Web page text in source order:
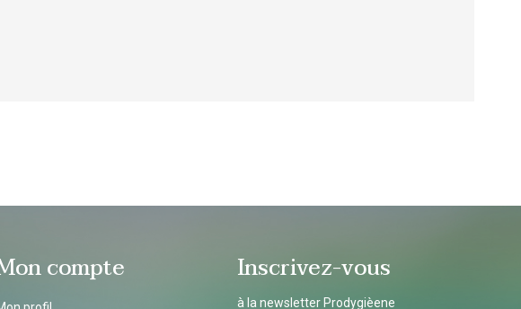
compte Inscrivez-vous
à la newsletter Prodygièene